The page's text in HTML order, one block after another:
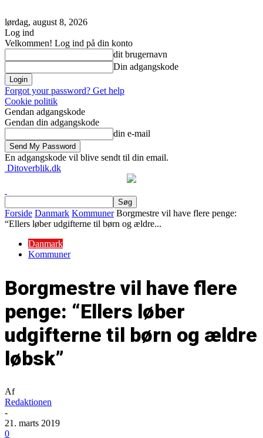
lørdag, august 8, 2026
Log ind
Velkommen! Log ind på din konto
dit brugernavn
Din adgangskode
Forgot your password? Get help
Cookie politik
Gendan adgangskode
Gendan din adgangskode
din e-mail
En adgangskode vil blive sendt til din email.
Ditoverblik.dk
Forside Danmark Kommuner Borgmestre vil have flere penge:
“Ellers løber udgifterne til børn og ældre...
Danmark
Kommuner
Borgmestre vil have flere
penge: “Ellers løber
udgifterne til børn og ældre
løbsk”
Af
Redaktionen
-
21. marts 2019
0